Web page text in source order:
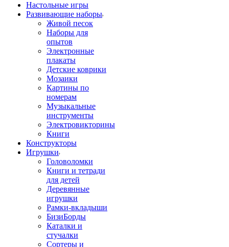
Настольные игры
Развивающие наборы
Живой песок
Наборы для
опытов
Электронные
плакаты
Детские коврики
Мозаики
Картины по
номерам
Музыкальные
инструменты
Электровикторины
Книги
Конструкторы
Игрушки
Головоломки
Книги и тетради
для детей
Деревянные
игрушки
Рамки-вкладыши
БизиБорды
Каталки и
стучалки
Сортеры и